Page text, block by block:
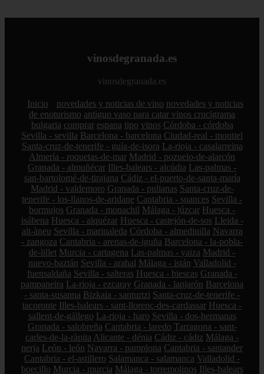
vinosdegranada.es
vinosdegranada.es
Inicio novedades y noticias de vino novedades y noticias
de enoturismo antiguo vaso para catar vinos crucigrama
bulgaria comprar espana tipo vinos Córdoba - córdoba
Sevilla - sevilla Barcelona - barcelona Ciudad-real - montiel
Santa-cruz-de-tenerife - guía-de-isora La-rioja - casalarreina
Almería - roquetas-de-mar Madrid - pozuelo-de-alarcón
Granada - almuñécar Illes-balears - alcúdia Las-palmas -
san-bartolomé-de-tirajana Cádiz - el-puerto-de-santa-maría
Madrid - valdemoro Granada - pulianas Santa-cruz-de-
tenerife - los-llanos-de-aridane Cantabria - suances Sevilla -
bormujos Granada - monachil Málaga - júzcar Huesca -
isábena Huesca - alquézar Huesca - castejón-de-sos Lleida -
alt-àneu Sevilla - marinaleda Córdoba - almedinilla Navarra
- zangoza Cantabria - arenas-de-iguña Barcelona - la-pobla-
de-lillet Murcia - cartagena Las-palmas - yaiza Madrid -
nuevo-baztán Sevilla - arahal Málaga - istán Valladolid -
fuensaldaña Sevilla - salteras Huesca - biescas Granada -
pampaneira La-rioja - ezcaray Granada - lanjarón Barcelona
- santa-susanna Bizkaia - santurtzi Santa-cruz-de-tenerife -
tacoronte Illes-balears - sant-llorenç-des-cardassar Huesca -
sallent-de-gállego La-rioja - haro Sevilla - dos-hermanas
Granada - salobreña Cantabria - laredo Tarragona - sant-
carles-de-la-ràpita Alicante - dénia Cádiz - cádiz Málaga -
nerja León - león Navarra - pamplona Cantabria - santander
Cantabria - el-astillero Salamanca - salamanca Valladolid -
boecillo Murcia - murcia Málaga - torremolinos Illes-balears